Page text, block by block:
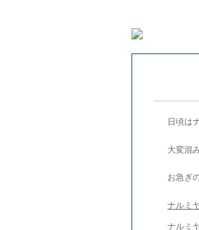
日頃は
大変混
お急ぎ
ナルミ
ナルミ